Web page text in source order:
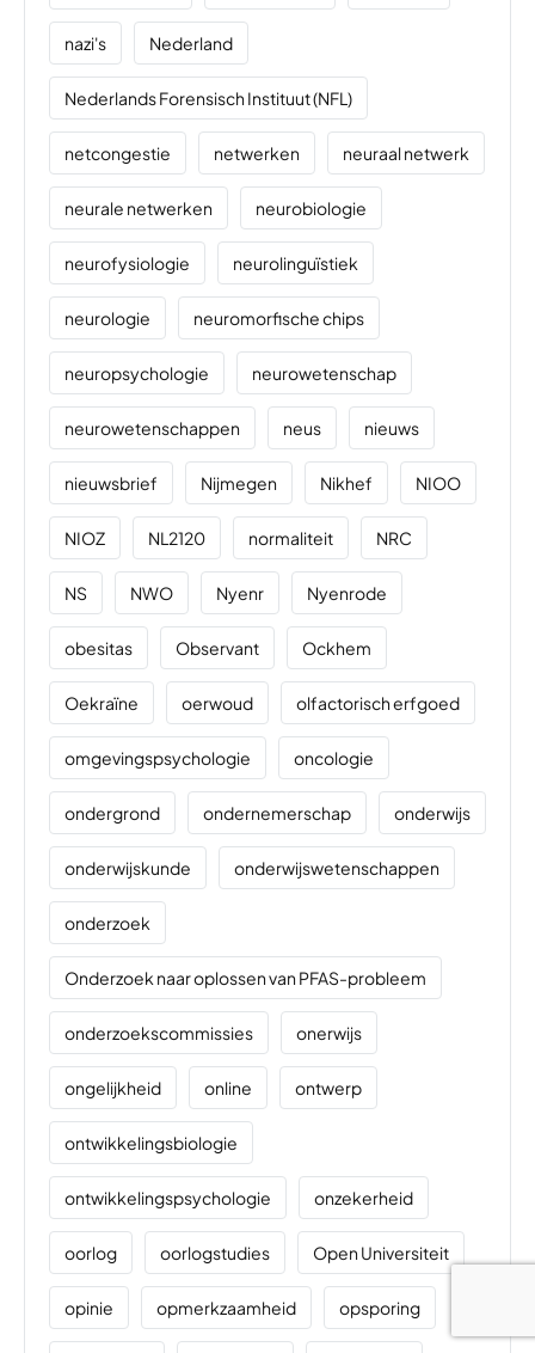
nazi's Nederland
Nederlands Forensisch Instituut (NFL)
netcongestie netwerken neuraal netwerk
neurale netwerken neurobiologie
neurofysiologie neurolinguïstiek
neurologie neuromorfische chips
neuropsychologie neurowetenschap
neurowetenschappen neus nieuws
nieuwsbrief Nijmegen Nikhef NIOO
NIOZ NL2120 normaliteit NRC
NS NWO Nyenr Nyenrode
obesitas Observant Ockhem
Oekraïne oerwoud olfactorisch erfgoed
omgevingspsychologie oncologie
ondergrond ondernemerschap onderwijs
onderwijskunde onderwijswetenschappen
onderzoek
Onderzoek naar oplossen van PFAS-probleem
onderzoekscommissies onerwijs
ongelijkheid online ontwerp
ontwikkelingsbiologie
ontwikkelingspsychologie onzekerheid
oorlog oorlogstudies Open Universiteit
opinie opmerkzaamheid opsporing